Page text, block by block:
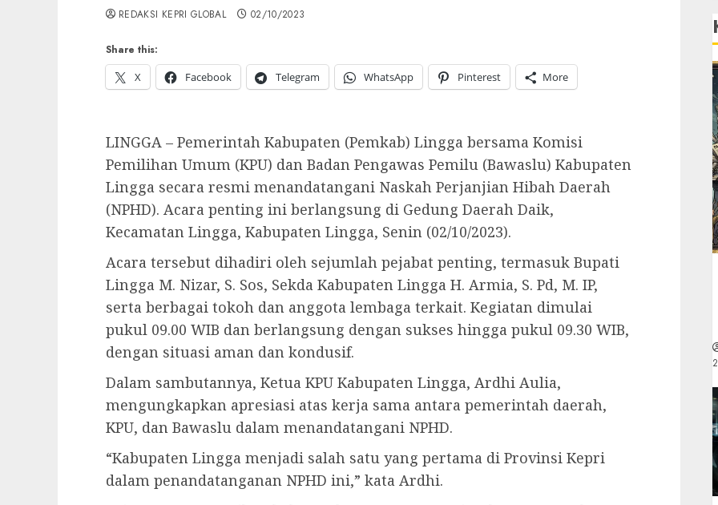
Share this:
X
Facebook Telegram WhatsApp Pinterest More
REDAKSI KEPRI GLOBAL 02/10/2023
LINGGA – Pemerintah Kabupaten (Pemkab) Lingga bersama Komisi
Pemilihan Umum (KPU) dan Badan Pengawas Pemilu (Bawaslu) Kabupaten
Lingga secara resmi menandatangani Naskah Perjanjian Hibah Daerah
(NPHD). Acara penting ini berlangsung di Gedung Daerah Daik,
Kecamatan Lingga, Kabupaten Lingga, Senin (02/10/2023).
Acara tersebut dihadiri oleh sejumlah pejabat penting, termasuk Bupati
Lingga M. Nizar, S. Sos, Sekda Kabupaten Lingga H. Armia, S. Pd, M. IP,
serta berbagai tokoh dan anggota lembaga terkait. Kegiatan dimulai
pukul 09.00 WIB dan berlangsung dengan sukses hingga pukul 09.30 WIB,
dengan situasi aman dan kondusif.
Dalam sambutannya, Ketua KPU Kabupaten Lingga, Ardhi Aulia,
mengungkapkan apresiasi atas kerja sama antara pemerintah daerah,
KPU, dan Bawaslu dalam menandatangani NPHD.
“Kabupaten Lingga menjadi salah satu yang pertama di Provinsi Kepri
dalam penandatanganan NPHD ini,” kata Ardhi.